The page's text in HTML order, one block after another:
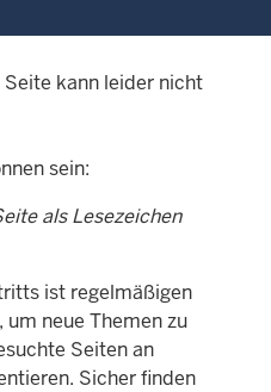
kann leider nicht
sein:
als Lesezeichen
ist regelmäßigen
neue Themen zu
Seiten an
Sicher finden